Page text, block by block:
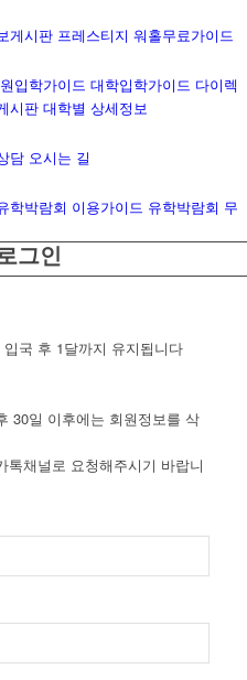
게시판 프레스티지 워홀무료가이드
입학가이드 대학입학가이드 다이렉
시판 대학별 상세정보
담 오시는 길
학박람회 이용가이드 유학박람회 무
그인
국 후 1달까지 유지됩니다
30일 이후에는 회원정보를 삭
채널로 요청해주시기 바랍니